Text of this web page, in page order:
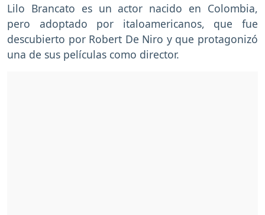
Lilo Brancato es un actor nacido en Colombia,
pero adoptado por italoamericanos, que fue
descubierto por Robert De Niro y que protagonizó
una de sus películas como director.